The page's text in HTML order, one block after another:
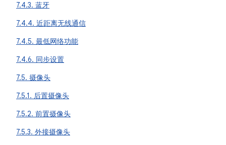
7.4.3. 蓝牙
7.4.4. 近距离无线通信
7.4.5. 最低网络功能
7.4.6. 同步设置
7.5. 摄像头
7.5.1. 后置摄像头
7.5.2. 前置摄像头
7.5.3. 外接摄像头